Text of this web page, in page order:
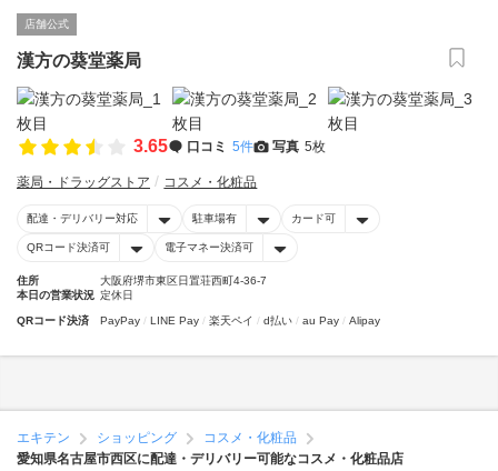
店舗公式
漢方の葵堂薬局
3.65 口コミ 5件 写真 5枚
薬局・ドラッグストア コスメ・化粧品
配達・デリバリー対応 駐車場有 カード可
QRコード決済可 電子マネー決済可
住所
大阪府堺市東区日置荘西町4-36-7
本日の営業状況 定休日
QRコード決済 PayPay LINE Pay 楽天ペイ d払い au Pay Alipay
エキテン ショッピング
コスメ・化粧品
愛知県名古屋市西区に配達・デリバリー可能なコスメ・化粧品店